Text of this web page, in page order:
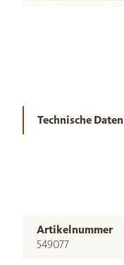
Technische Daten
Artikelnummer
549077